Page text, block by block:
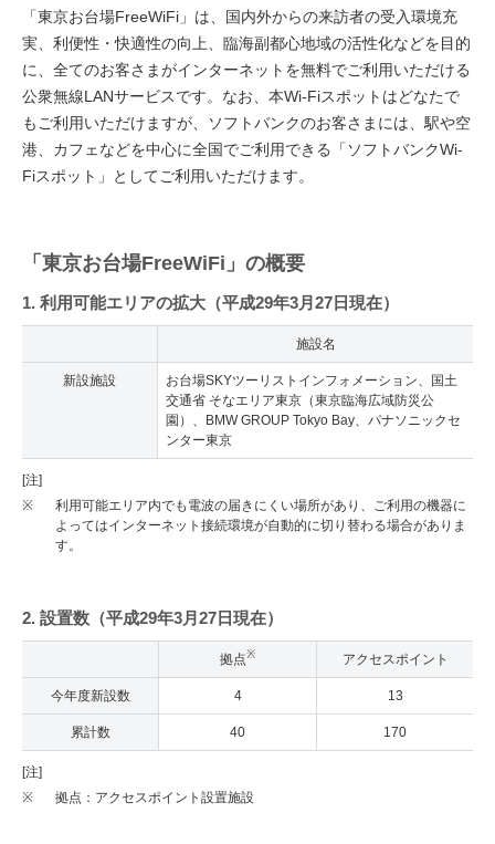
「東京お台場FreeWiFi」は、国内外からの来訪者の受入環境充
実、利便性・快適性の向上、臨海副都心地域の活性化などを目的
に、全てのお客さまがインターネットを無料でご利用いただける
公衆無線LANサービスです。なお、本Wi-Fiスポットはどなたで
もご利用いただけますが、ソフトバンクのお客さまには、駅や空
港、カフェなどを中心に全国でご利用できる「ソフトバンクWi-
Fiスポット」としてご利用いただけます。
「東京お台場FreeWiFi」の概要
1. 利用可能エリアの拡大（平成29年3月27日現在）
施設名
新設施設
お台場SKYツーリストインフォメーション、国土
交通省 そなエリア東京（東京臨海広域防災公
園）、BMW GROUP Tokyo Bay、パナソニックセ
ンター東京
[注]
※
利用可能エリア内でも電波の届きにくい場所があり、ご利用の機器に
よってはインターネット接続環境が自動的に切り替わる場合がありま
す。
2. 設置数（平成29年3月27日現在）
拠点※ アクセスポイント
今年度新設数 4 13
累計数 40 170
[注]
※
拠点：アクセスポイント設置施設